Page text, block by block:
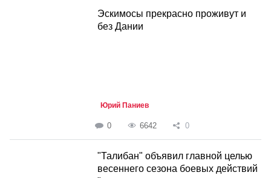
Эскимосы прекрасно проживут и
без Дании
Юрий Паниев
0 6642 0
"Талибан" объявил главной целью
весеннего сезона боевых действий